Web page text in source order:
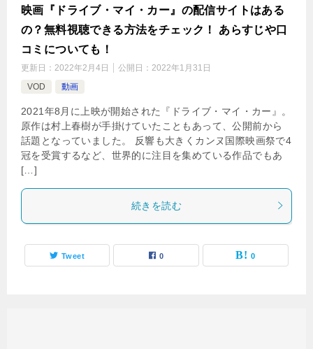
映画『ドライブ・マイ・カー』の配信サイトはある
の？無料視聴できる方法をチェック！ あらすじや口
コミについても！
更新日： 2022年2月4日 公開日： 2022年1月31日
VOD
動画
2021年8月に上映が開始された『ドライブ・マイ・カー』。
原作は村上春樹が手掛けていたこともあって、公開前から
話題となっていました。 反響も大きくカンヌ国際映画祭で4
冠を受賞するなど、世界的に注目を集めている作品でもあ
[…]
続きを読む
Tweet 0 0